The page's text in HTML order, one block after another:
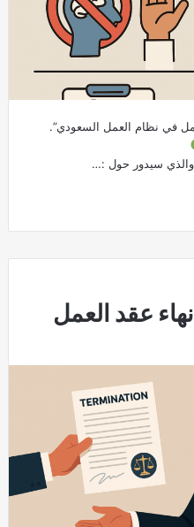
في نظام العمل السعودي”.
والذي سيدور حول :…
عقد العمل